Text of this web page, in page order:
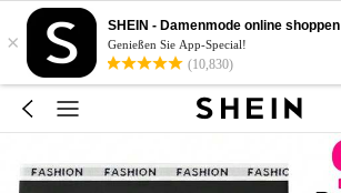
×
SHEIN - Damenmode online shoppen
Genießen Sie App-Special!
(10,830)